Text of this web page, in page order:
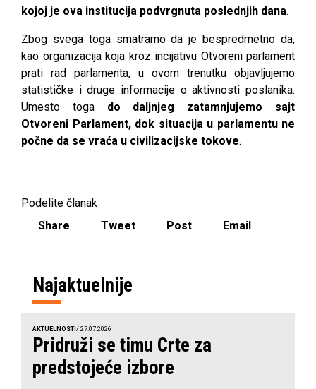
kojoj je ova institucija podvrgnuta poslednjih dana.
Zbog svega toga smatramo da je bespredmetno da,
kao organizacija koja kroz incijativu Otvoreni parlament
prati rad parlamenta, u ovom trenutku objavljujemo
statističke i druge informacije o aktivnosti poslanika.
Umesto toga do daljnjeg zatamnjujemo sajt
Otvoreni Parlament, dok situacija u parlamentu ne
počne da se vraća u civilizacijske tokove.
Podelite članak
Share
Tweet Post Email
Najaktuelnije
AKTUELNOSTI / 27.07.2026
Pridruži se timu Crte za
predstojeće izbore